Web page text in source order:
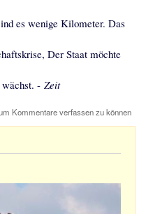
es wenige Kilometer. Das
Der Staat möchte
- Zeit
Kommentare verfassen zu können